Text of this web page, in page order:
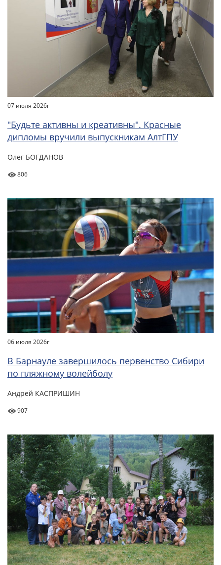
07 июля 2026г
"Будьте активны и креативны". Красные
дипломы вручили выпускникам АлтГПУ
Олег БОГДАНОВ
806
06 июля 2026г
В Барнауле завершилось первенство Сибири
по пляжному волейболу
Андрей КАСПРИШИН
907